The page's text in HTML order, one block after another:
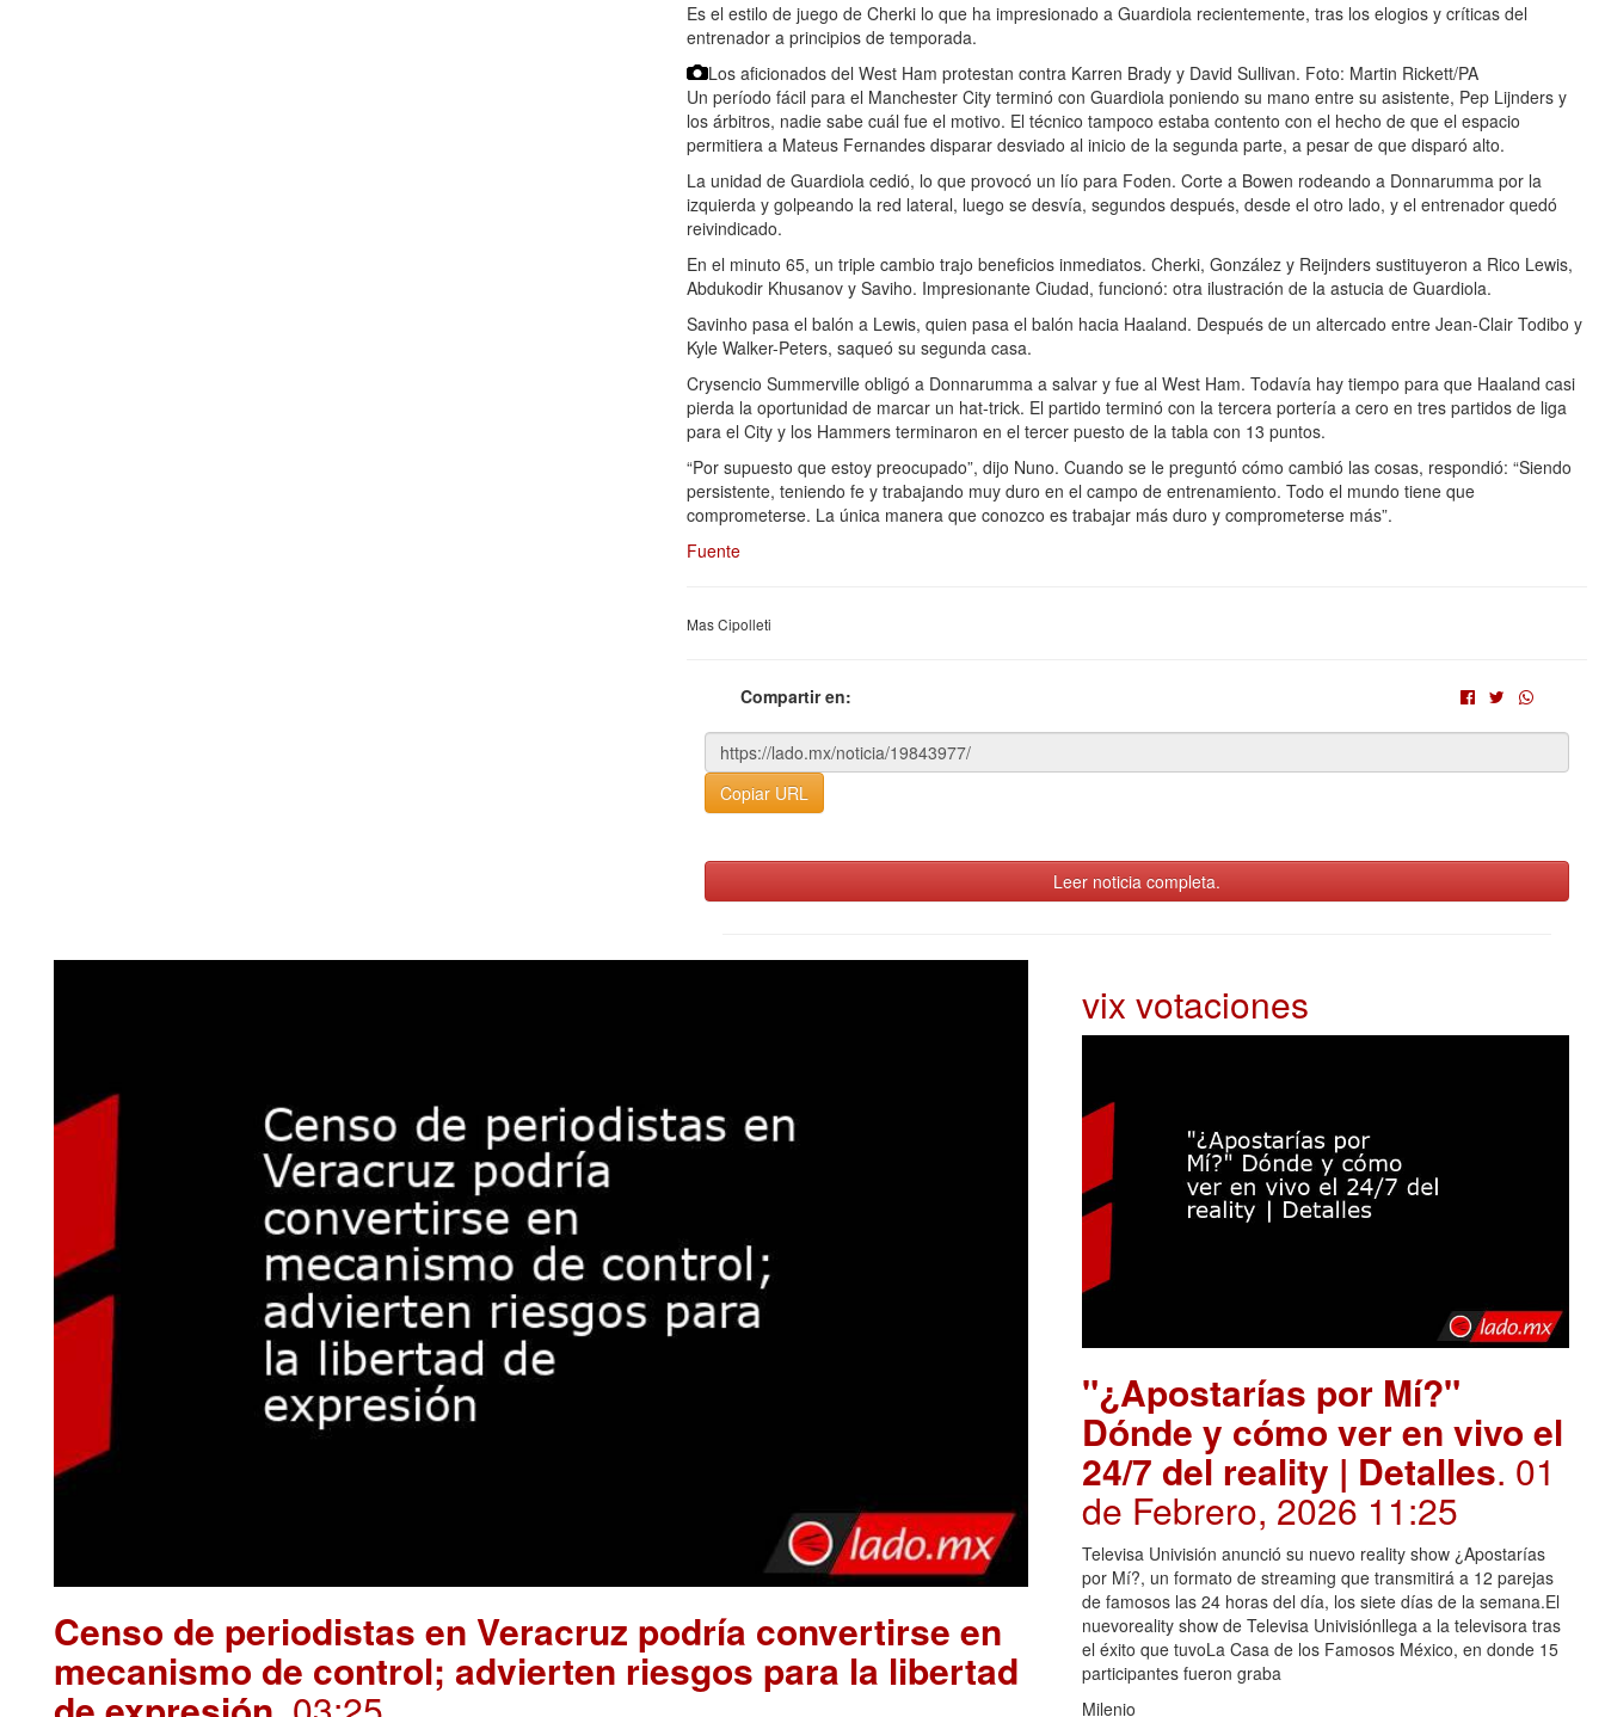
Es el estilo de juego de Cherki lo que ha impresionado a Guardiola recientemente, tras los elogios y críticas del
entrenador a principios de temporada.
Los aficionados del West Ham protestan contra Karren Brady y David Sullivan. Foto: Martin Rickett/PA
Un período fácil para el Manchester City terminó con Guardiola poniendo su mano entre su asistente, Pep Lijnders y
los árbitros, nadie sabe cuál fue el motivo. El técnico tampoco estaba contento con el hecho de que el espacio
permitiera a Mateus Fernandes disparar desviado al inicio de la segunda parte, a pesar de que disparó alto.
La unidad de Guardiola cedió, lo que provocó un lío para Foden. Corte a Bowen rodeando a Donnarumma por la
izquierda y golpeando la red lateral, luego se desvía, segundos después, desde el otro lado, y el entrenador quedó
reivindicado.
En el minuto 65, un triple cambio trajo beneficios inmediatos. Cherki, González y Reijnders sustituyeron a Rico Lewis,
Abdukodir Khusanov y Saviho. Impresionante Ciudad, funcionó: otra ilustración de la astucia de Guardiola.
Savinho pasa el balón a Lewis, quien pasa el balón hacia Haaland. Después de un altercado entre Jean-Clair Todibo y
Kyle Walker-Peters, saqueó su segunda casa.
Crysencio Summerville obligó a Donnarumma a salvar y fue al West Ham. Todavía hay tiempo para que Haaland casi
pierda la oportunidad de marcar un hat-trick. El partido terminó con la tercera portería a cero en tres partidos de liga
para el City y los Hammers terminaron en el tercer puesto de la tabla con 13 puntos.
“Por supuesto que estoy preocupado”, dijo Nuno. Cuando se le preguntó cómo cambió las cosas, respondió: “Siendo
persistente, teniendo fe y trabajando muy duro en el campo de entrenamiento. Todo el mundo tiene que
comprometerse. La única manera que conozco es trabajar más duro y comprometerse más”.
Fuente
Mas Cipolleti
Compartir en:
Copiar URL
Leer noticia completa.
Censo de periodistas en Veracruz podría convertirse en
mecanismo de control; advierten riesgos para la libertad
vix votaciones
"¿Apostarías por Mí?"
Dónde y cómo ver en vivo el
24/7 del reality | Detalles. 01
de Febrero, 2026 11:25
Televisa Univisión anunció su nuevo reality show ¿Apostarías
por Mí?, un formato de streaming que transmitirá a 12 parejas
de famosos las 24 horas del día, los siete días de la semana.El
nuevoreality show de Televisa Univisiónllega a la televisora tras
el éxito que tuvoLa Casa de los Famosos México, en donde 15
participantes fueron graba
Milenio